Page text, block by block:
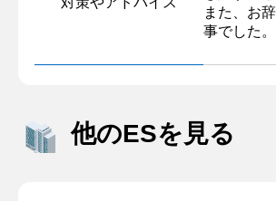
また、お
事でした。
他のESを見る